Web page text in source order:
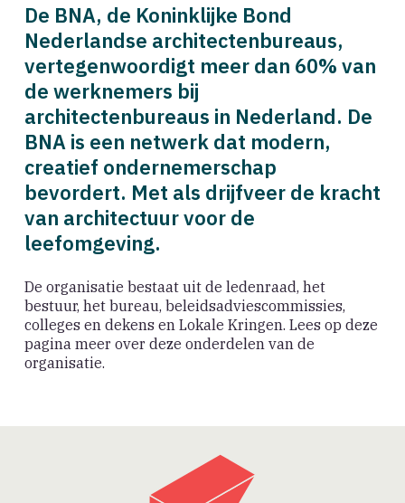
De BNA, de Koninklijke Bond
Nederlandse architectenbureaus,
vertegenwoordigt meer dan 60% van
de werknemers bij
architectenbureaus in Nederland. De
BNA is een netwerk dat modern,
creatief ondernemerschap
bevordert. Met als drijfveer de kracht
van architectuur voor de
leefomgeving.
De organisatie bestaat uit de ledenraad, het
bestuur, het bureau, beleidsadviescommissies,
colleges en dekens en Lokale Kringen. Lees op deze
pagina meer over deze onderdelen van de
organisatie.